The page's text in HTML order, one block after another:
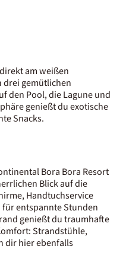
am weißen
gemütlichen
den Pool, die Lagune und
genießt du exotische
Snacks.
Bora Bora Resort
Blick auf die
Handtuchservice
entspannte Stunden
genießt du traumhafte
Strandstühle,
dir hier ebenfalls